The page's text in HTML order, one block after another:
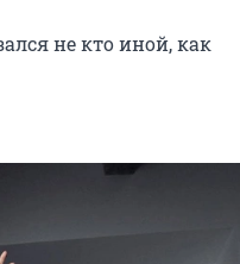
не кто иной, как